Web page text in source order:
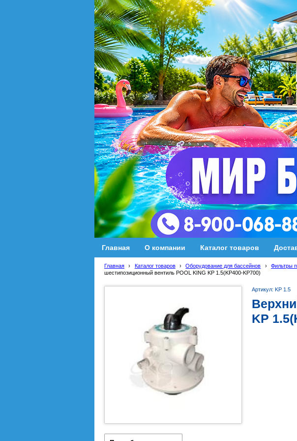
Главная О компании Каталог товаров
Главная › Каталог товаров › Оборудование для бассейнов › Фильтры
шестипозиционный вентиль POOL KING KP 1.5(KP400-KP700)
Артикул: KP 1.5
KP